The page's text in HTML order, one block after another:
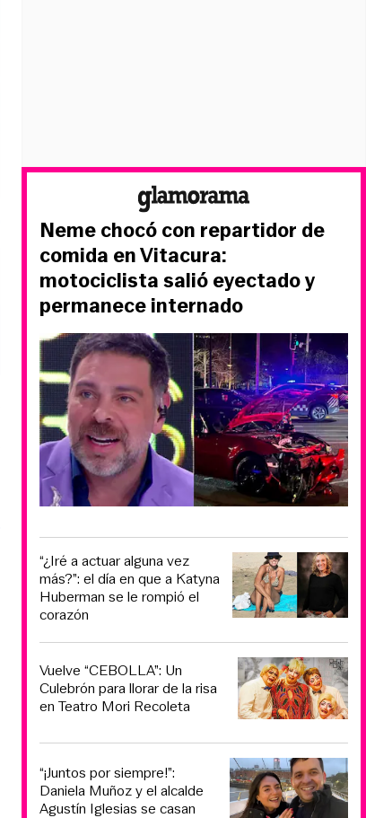
Neme chocó con repartidor de
comida en Vitacura:
motociclista salió eyectado y
permanece internado
“¿Iré a actuar alguna vez
más?”: el día en que a Katyna
Huberman se le rompió el
corazón
Vuelve “CEBOLLA”: Un
Culebrón para llorar de la risa
en Teatro Mori Recoleta
“¡Juntos por siempre!”:
Daniela Muñoz y el alcalde
Agustín Iglesias se casan